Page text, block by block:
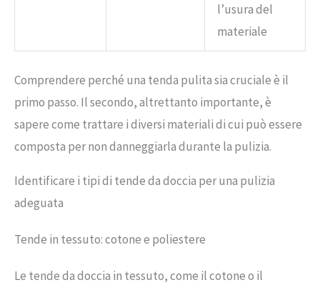
l’usura del
materiale
Comprendere perché una tenda pulita sia cruciale è il
primo passo. Il secondo, altrettanto importante, è
sapere come trattare i diversi materiali di cui può essere
composta per non danneggiarla durante la pulizia.
Identificare i tipi di tende da doccia per una pulizia
adeguata
Tende in tessuto: cotone e poliestere
Le tende da doccia in tessuto, come il cotone o il